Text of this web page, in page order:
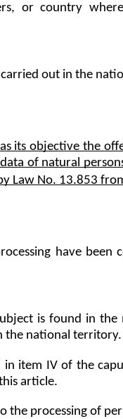
or country
out in the
its objective the
of natural
Law No. 13.853
have been
is found in
the national territory.
in item IV of the
article.
the processing of